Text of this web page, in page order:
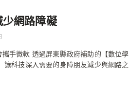
網路障礙
手微軟 透過屏東縣政府補助的【數位學
讓科技深入需要的身障朋友減少與網路之